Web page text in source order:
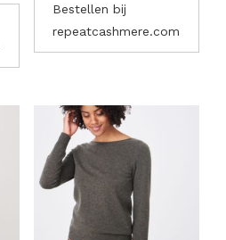
Bestellen bij
repeatcashmere.com